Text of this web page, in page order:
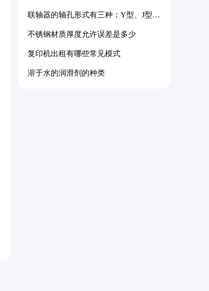
联轴器的轴孔形式有三种：Y型、J型、
不锈钢材质厚度允许误差是多少
复印机出租有哪些常见模式
溶于水的润滑剂的种类